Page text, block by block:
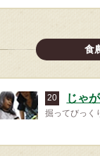
食
20 じゃ
掘ってびっく